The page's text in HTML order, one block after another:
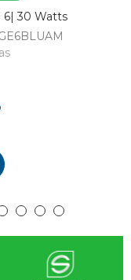
6| 30 Watts